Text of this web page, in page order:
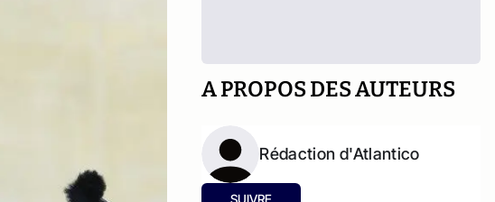
A PROPOS DES AUTEURS
Rédaction d'Atlantico
SUIVRE